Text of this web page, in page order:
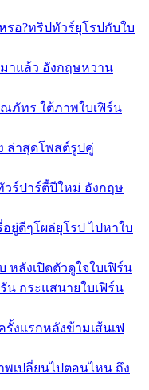
อ?ทริปทัวร์ยุโรปกับใบ
าแล้ว อังกฤษหวาน
ภัทร ใต้ภาพใบเฟิร์น
ล่าสุดโพสต์รูปคู่
วร์ปาร์ตี้ปีใหม่ อังกฤษ
ดีๆโผล่ยุโรป ไปหาใบ
ลังเปิดตัวดูใจใบเฟิร์น
น กระแสนายใบเฟิร์น
งแรกหลังข้ามเส้นเฟ
เปลี่ยนไปตอนไหน ถึง